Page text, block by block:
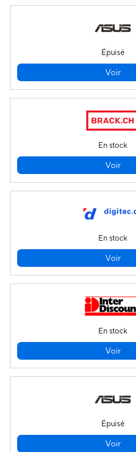
Épuisé
Voir
En stock
Voir
En stock
Voir
En stock
Voir
Épuisé
Voir